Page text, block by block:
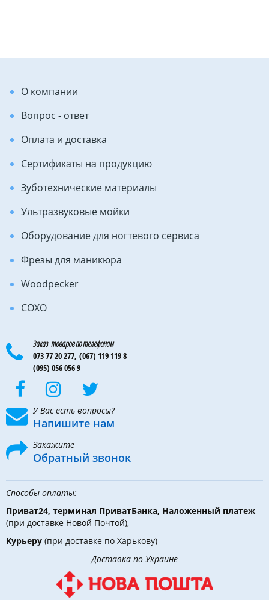
О компании
Вопрос - ответ
Оплата и доставка
Сертификаты на продукцию
Зуботехнические материалы
Ультразвуковые мойки
Оборудование для ногтевого сервиса
Фрезы для маникюра
Woodpecker
COXO
Заказ товаров по телефонам
073 77 20 277, (067) 119 119 8
(095) 056 056 9
У Вас есть вопросы?
Напишите нам
Закажите
Обратный звонок
Способы оплаты:
Приват24, терминал ПриватБанка, Наложенный платеж
(при доставке Новой Почтой),
Курьеру (при доставке по Харькову)
Доставка по Украине